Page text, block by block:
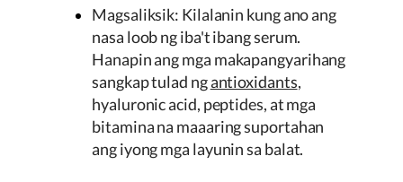
Magsaliksik: Kilalanin kung ano ang
nasa loob ng iba't ibang serum.
Hanapin ang mga makapangyarihang
sangkap tulad ngantioxidants,
hyaluronic acid, peptides, at mga
bitamina na maaaring suportahan
ang iyong mga layunin sa balat.